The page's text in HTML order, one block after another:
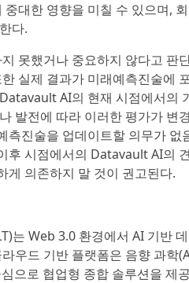
대한 영향을 미칠 수 있으며,
다.
못했거나 중요하지 않다고 판
실제 결과가 미래예측진술에
AI의 현재 시점에서의
발전에 따라 이러한 평가가
측진술을 업데이트할 의무가
후 시점에서의 Datavault AI의
게 의존하지 말 것이 권고된다.
는 Web 3.0 환경에서 AI 기반
우드 기반 플랫폼은 음향 과학
으로 협업형 종합 솔루션을 제